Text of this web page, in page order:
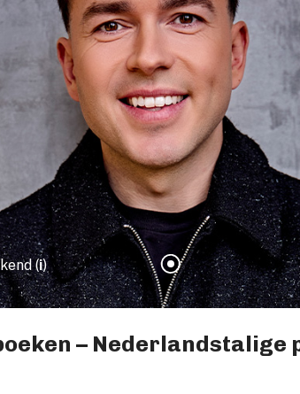
(i)
– Nederlandstalige